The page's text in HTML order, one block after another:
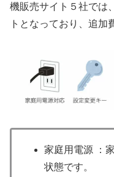
機販売サイト５社では
トとなっており、追加
家庭用電源 ：
状態です。